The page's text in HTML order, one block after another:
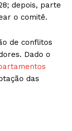
depois, parte
o comitê.
de conflitos
Dado o
das